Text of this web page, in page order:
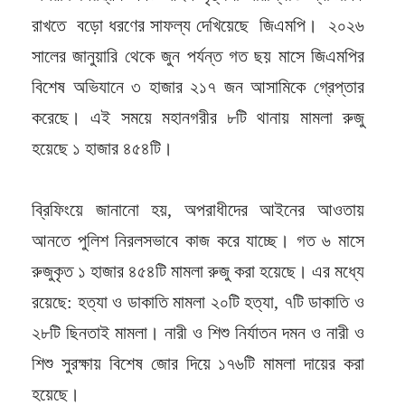
রাখতে বড়ো ধরণের সাফল্য দেখিয়েছে জিএমপি। ২০২৬
সালের জানুয়ারি থেকে জুন পর্যন্ত গত ছয় মাসে জিএমপির
বিশেষ অভিযানে ৩ হাজার ২১৭ জন আসামিকে গ্রেপ্তার
করেছে। এই সময়ে মহানগরীর ৮টি থানায় মামলা রুজু
হয়েছে ১ হাজার ৪৫৪টি।
ব্রিফিংয়ে জানানো হয়, অপরাধীদের আইনের আওতায়
আনতে পুলিশ নিরলসভাবে কাজ করে যাচ্ছে। গত ৬ মাসে
রুজুকৃত ১ হাজার ৪৫৪টি মামলা রুজু করা হয়েছে। এর মধ্যে
রয়েছে: হত্যা ও ডাকাতি মামলা ২০টি হত্যা, ৭টি ডাকাতি ও
২৮টি ছিনতাই মামলা। নারী ও শিশু নির্যাতন দমন ও নারী ও
শিশু সুরক্ষায় বিশেষ জোর দিয়ে ১৭৬টি মামলা দায়ের করা
হয়েছে।